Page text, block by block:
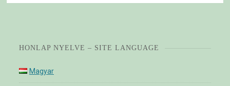
HONLAP NYELVE – SITE LANGUAGE
Magyar